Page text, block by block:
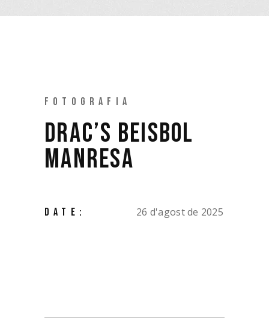
FOTOGRAFIA
DRAC’S BEISBOL
MANRESA
DATE: 26 d'agost de 2025